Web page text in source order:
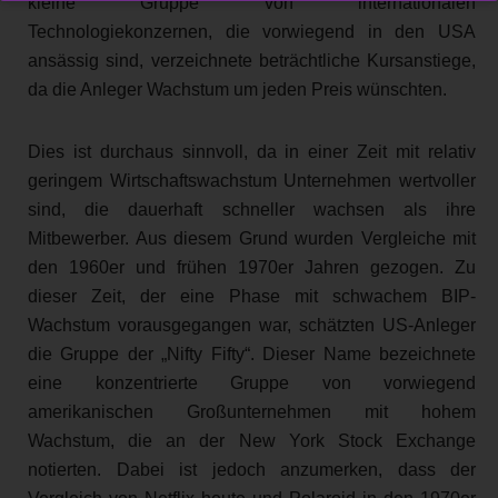
Technologiekonzernen, die vorwiegend in den USA
ansässig sind, verzeichnete beträchtliche Kursanstiege,
da die Anleger Wachstum um jeden Preis wünschten.
Dies ist durchaus sinnvoll, da in einer Zeit mit relativ
geringem Wirtschaftswachstum Unternehmen wertvoller
sind, die dauerhaft schneller wachsen als ihre
Mitbewerber. Aus diesem Grund wurden Vergleiche mit
den 1960er und frühen 1970er Jahren gezogen. Zu
dieser Zeit, der eine Phase mit schwachem BIP-
Wachstum vorausgegangen war, schätzten US-Anleger
die Gruppe der „Nifty Fifty“. Dieser Name bezeichnete
eine konzentrierte Gruppe von vorwiegend
amerikanischen Großunternehmen mit hohem
Wachstum, die an der New York Stock Exchange
notierten. Dabei ist jedoch anzumerken, dass der